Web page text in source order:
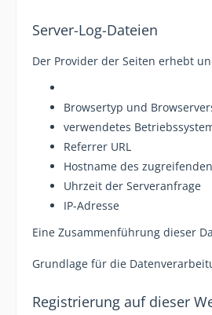
Server-Log-Dateien
Der Provider der Seiten erhebt
Browsertyp und
verwendetes
Referrer URL
Hostname des
Uhrzeit der Serveranfrage
IP-Adresse
Eine Zusammenführung dieser
Grundlage für die
Registrierung auf dieser